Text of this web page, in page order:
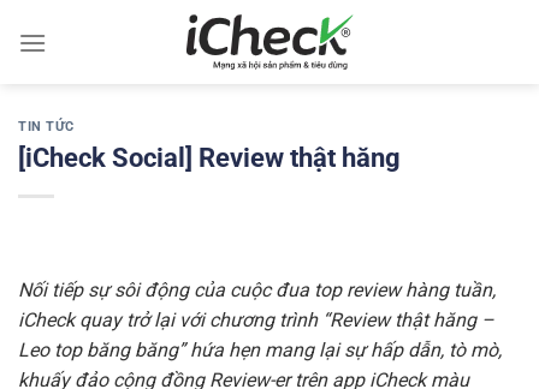
đến
TIN TỨC
[iCheck Social] Review thật hăng
Nối tiếp sự sôi động của cuộc đua top review hàng tuần,
iCheck quay trở lại với chương trình “Review thật hăng –
Leo top băng băng” hứa hẹn mang lại sự hấp dẫn, tò mò,
khuấy đảo cộng đồng Review-er trên app iCheck màu